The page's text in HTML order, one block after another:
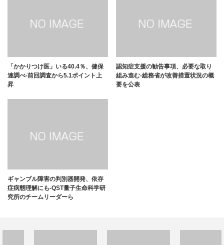
「かかりつけ医」いる40.4％、健保
連調べ-前回調査から5.1ポイント上
昇
認知症支援の勧告事項、必要な取り
組み進む-総務省が改善措置状況の概
要を公表
ギャンブル障害の判別器開発、依存
症病態理解にも-QST量子生命科学研
究所のチームリーダーら